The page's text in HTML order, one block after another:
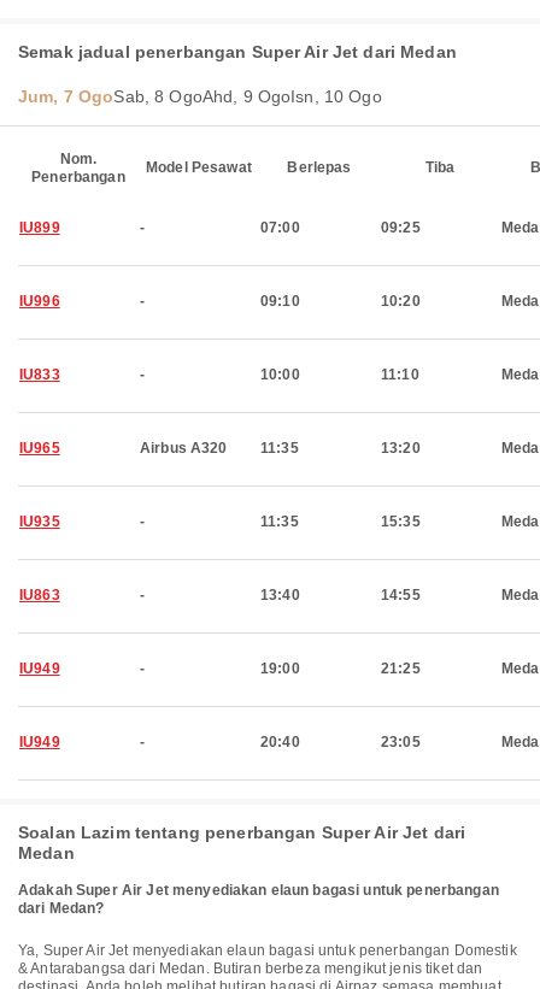
Semak jadual penerbangan Super Air Jet dari Medan
Jum, 7 OgoSab, 8 OgoAhd, 9 OgoIsn, 10 Ogo
Nom.
Penerbangan
Model Pesawat Berlepas Tiba
IU899 - 07:00 09:25
IU996 - 09:10 10:20
IU833 - 10:00 11:10
IU965 Airbus A320 11:35 13:20
IU935 - 11:35 15:35
IU863 - 13:40 14:55
IU949 - 19:00 21:25
IU949 - 20:40 23:05
Soalan Lazim tentang penerbangan Super Air Jet dari
Medan
Adakah Super Air Jet menyediakan elaun bagasi untuk penerbangan
dari Medan?
Ya, Super Air Jet menyediakan elaun bagasi untuk penerbangan Domestik
& Antarabangsa dari Medan. Butiran berbeza mengikut jenis tiket dan